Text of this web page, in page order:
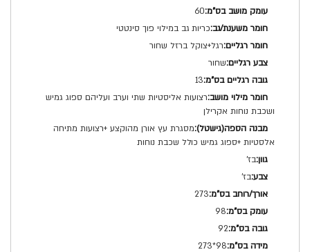
60
כריות גב במילוי פוך סינטטי
רגל+צוקל ברזל שחור
שחור
13
רצועות אליסטיות שתי וערב ועליהם ספוג גמיש
ושכבת נוחות אקרילן
מסגרת עץ אורן מהוקצע +רצועות מתיחה
אלסטיות +ספוג גמיש כולל שכבת נוחות
בז'
בז'
273
98
92
98*273